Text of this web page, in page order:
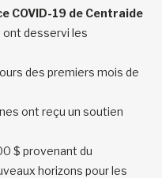
COVID-19 de Centraide
desservi les
des premiers mois de
ont reçu un soutien
$ provenant du
horizons pour les